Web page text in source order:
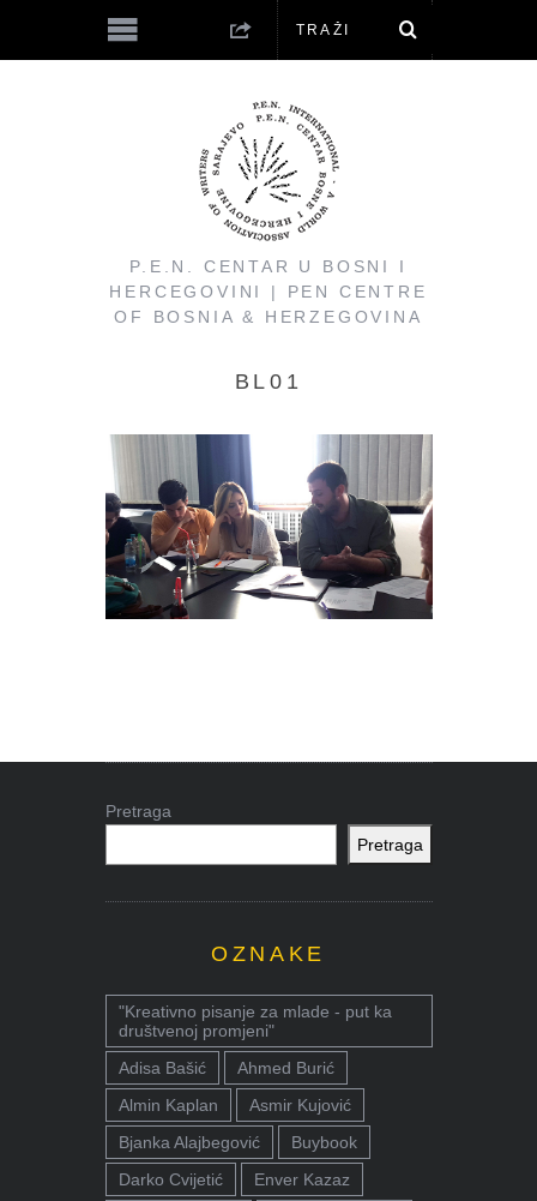
P.E.N. CENTAR U BOSNI I
HERCEGOVINI | PEN CENTRE
OF BOSNIA & HERZEGOVINA
BL01
Pretraga
Pretraga
OZNAKE
"Kreativno pisanje za mlade - put ka
društvenoj promjeni"
Adisa Bašić
Ahmed Burić
Almin Kaplan
Asmir Kujović
Bjanka Alajbegović
Buybook
Darko Cvijetić
Enver Kazaz